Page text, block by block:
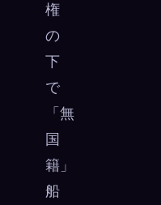
権
の
下
で
「無
国
籍」
船